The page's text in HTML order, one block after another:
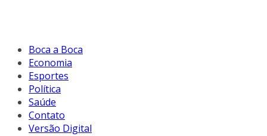
Boca a Boca
Economia
Esportes
Política
Saúde
Contato
Versão Digital